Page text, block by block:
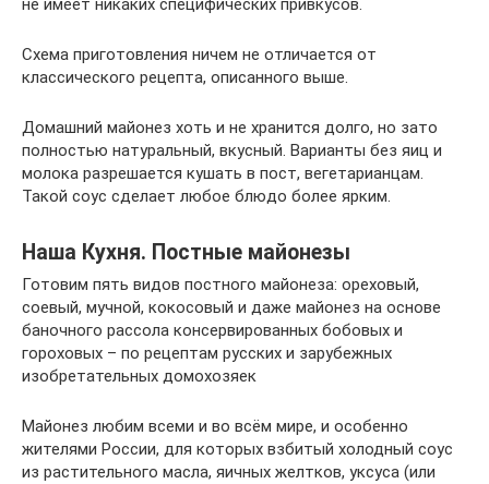
не имеет никаких специфических привкусов.
Схема приготовления ничем не отличается от
классического рецепта, описанного выше.
Домашний майонез хоть и не хранится долго, но зато
полностью натуральный, вкусный. Варианты без яиц и
молока разрешается кушать в пост, вегетарианцам.
Такой соус сделает любое блюдо более ярким.
Наша Кухня. Постные майонезы
Готовим пять видов постного майонеза: ореховый,
соевый, мучной, кокосовый и даже майонез на основе
баночного рассола консервированных бобовых и
гороховых – по рецептам русских и зарубежных
изобретательных домохозяек
Майонез любим всеми и во всём мире, и особенно
жителями России, для которых взбитый холодный соус
из растительного масла, яичных желтков, уксуса (или